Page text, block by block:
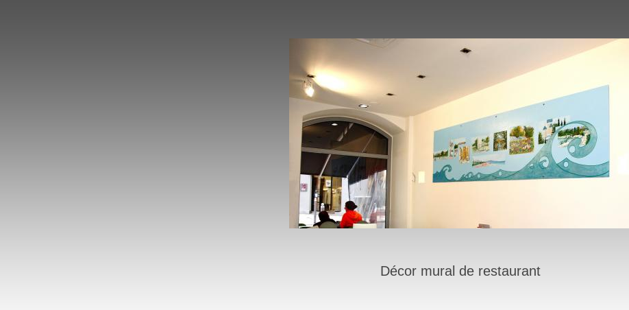
Décor mural de restaurant